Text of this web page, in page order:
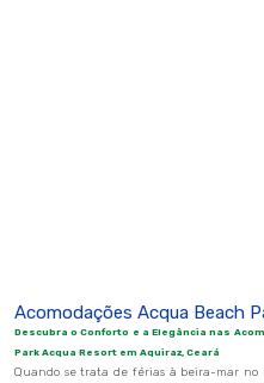
Acomodações Acqua Beach
Descubra o Conforto e a Elegância nas
Park Acqua Resort em Aquiraz, Ceará
Quando se trata de férias à beira-mar no